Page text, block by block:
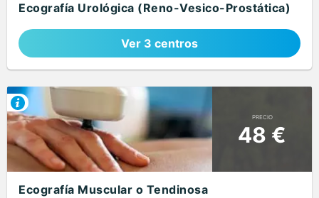
Ecografía Urológica (Reno-Vesico-Prostática)
Ver 3 centros
PRECIO
48 €
Ecografía Muscular o Tendinosa